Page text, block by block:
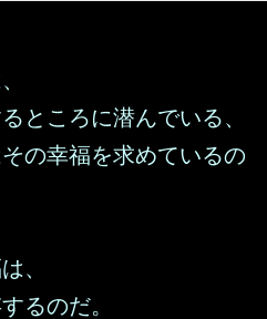
ところに潜んでいる、
の幸福を求めているの
、
るのだ。